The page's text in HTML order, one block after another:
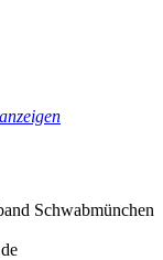
Schwabmünchen